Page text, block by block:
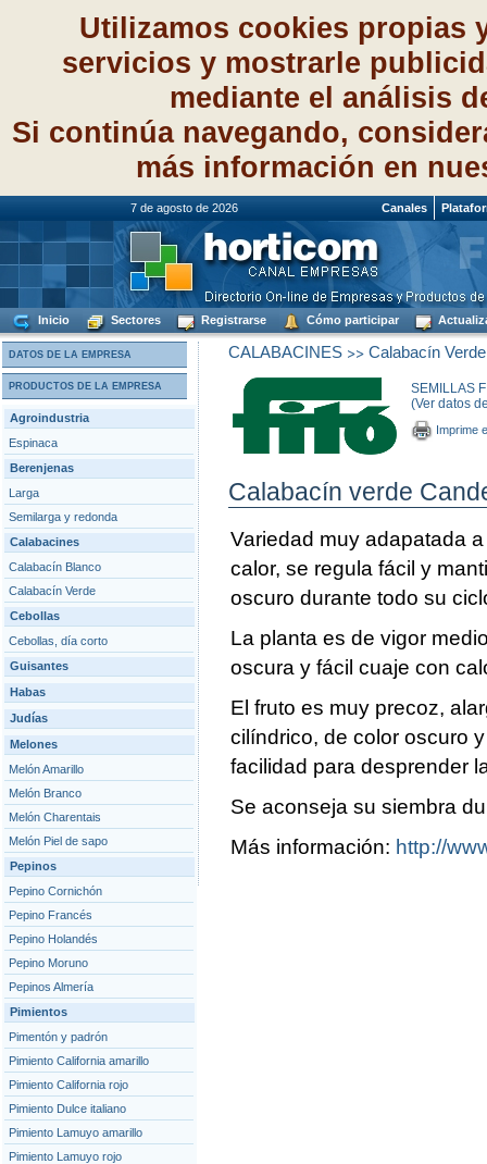
Utilizamos cookies propias
servicios y mostrarle
mediante el análisis
Si continúa navegando,
más información en
7 de agosto de 2026 Canales
Inicio Sectores Registrarse Cómo participar
DATOS DE LA EMPRESA
PRODUCTOS DE LA EMPRESA
Agroindustria
Espinaca
Berenjenas
Larga
Semilarga y redonda
Calabacines
Calabacín Blanco
Calabacín Verde
Cebollas
Cebollas, día corto
Guisantes
Habas
Judías
Melones
Melón Amarillo
Melón Branco
Melón Charentais
Melón Piel de sapo
Pepinos
Pepino Cornichón
Pepino Francés
Pepino Holandés
Pepino Moruno
Pepinos Almería
Pimientos
Pimentón y padrón
Pimiento California amarillo
Pimiento California rojo
Pimiento Dulce italiano
Pimiento Lamuyo amarillo
Pimiento Lamuyo rojo
CALABACINES>> Calabacín Verde
SEMILLAS
(Ver datos
Imprime
Calabacín verde
Variedad muy adapatada
calor, se regula fácil y
oscuro durante todo su
La planta es de vigor
oscura y fácil cuaje con
El fruto es muy precoz,
cilíndrico, de color oscuro
facilidad para desprender
Se aconseja su siembra
Más información: http://